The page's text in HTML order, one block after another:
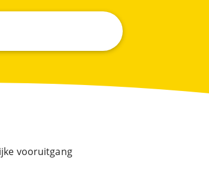
vooruitgang